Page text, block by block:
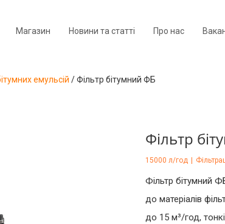
Магазин Новини та статті Про нас
емульсій /Фільтр бітумний ФБ
Фільтр
15000 л/год
Фільтр бітумний
до матеріалів
до 15 м³/год,